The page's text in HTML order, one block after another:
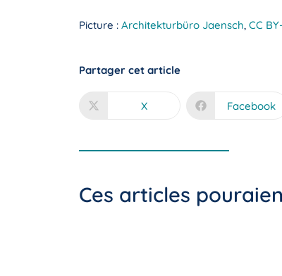
Picture : Architekturbüro Jaensch, CC
Partager cet article
X Facebook
Ces articles